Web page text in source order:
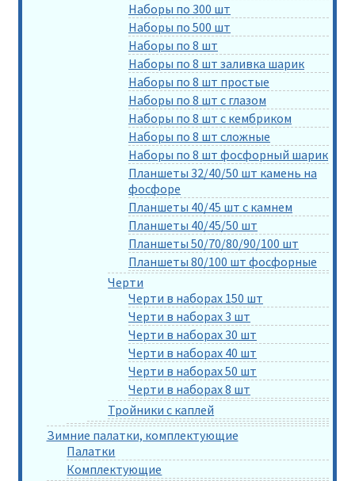
Наборы по 300 шт
Наборы по 500 шт
Наборы по 8 шт
Наборы по 8 шт заливка шарик
Наборы по 8 шт простые
Наборы по 8 шт с глазом
Наборы по 8 шт с кембриком
Наборы по 8 шт сложные
Наборы по 8 шт фосфорный шарик
Планшеты 32/40/50 шт камень на
фосфоре
Планшеты 40/45 шт с камнем
Планшеты 40/45/50 шт
Планшеты 50/70/80/90/100 шт
Планшеты 80/100 шт фосфорные
Черти
Черти в наборах 150 шт
Черти в наборах 3 шт
Черти в наборах 30 шт
Черти в наборах 40 шт
Черти в наборах 50 шт
Черти в наборах 8 шт
Тройники с каплей
Зимние палатки, комплектующие
Палатки
Комплектующие